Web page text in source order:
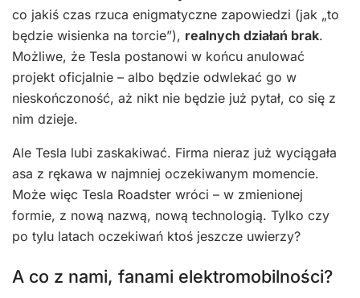
co jakiś czas rzuca enigmatyczne zapowiedzi (jak „to
będzie wisienka na torcie”), realnych działań brak.
Możliwe, że Tesla postanowi w końcu anulować
projekt oficjalnie – albo będzie odwlekać go w
nieskończoność, aż nikt nie będzie już pytał, co się z
nim dzieje.
Ale Tesla lubi zaskakiwać. Firma nieraz już wyciągała
asa z rękawa w najmniej oczekiwanym momencie.
Może więc Tesla Roadster wróci – w zmienionej
formie, z nową nazwą, nową technologią. Tylko czy
po tylu latach oczekiwań ktoś jeszcze uwierzy?
A co z nami, fanami elektromobilności?